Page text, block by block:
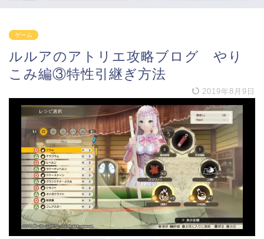
ゲーム
ルルアのアトリエ攻略ブログ やり
こみ編③特性引継ぎ方法
2019年8月9日